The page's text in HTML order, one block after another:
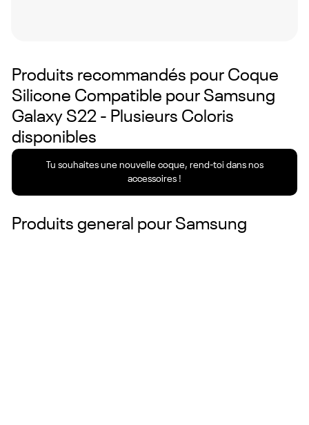
Produits recommandés pour Coque
Silicone Compatible pour Samsung
Galaxy S22 - Plusieurs Coloris
disponibles
Tu souhaites une nouvelle coque, rend-toi dans nos
accessoires !
Produits general pour Samsung